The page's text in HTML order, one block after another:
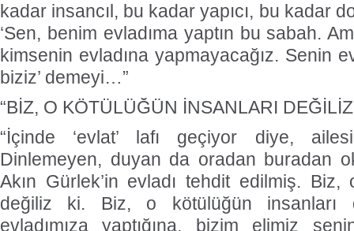
kadar insancıl, bu kadar yapıcı, bu kadar
‘Sen, benim evladıma yaptın bu sabah.
kimsenin evladına yapmayacağız. Senin
biziz’ demeyi…”
“BİZ, O KÖTÜLÜĞÜN İNSANLARI
“İçinde ‘evlat’ lafı geçiyor diye,
Dinlemeyen, duyan da oradan buradan
Akın Gürlek’in evladı tehdit edilmiş. Biz,
değiliz ki. Biz, o kötülüğün insanları
evladımıza yaptığına, bizim elimiz